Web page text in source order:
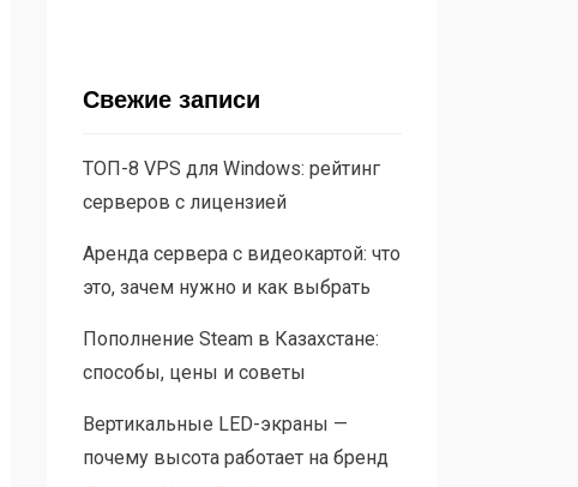
Свежие записи
ТОП-8 VPS для Windows: рейтинг
серверов с лицензией
Аренда сервера с видеокартой: что
это, зачем нужно и как выбрать
Пополнение Steam в Казахстане:
способы, цены и советы
Вертикальные LED-экраны —
почему высота работает на бренд